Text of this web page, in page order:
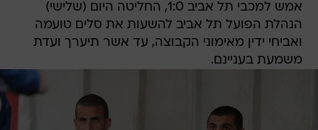
אמש למכבי תל אביב 1:0, החליטה היום (שלישי)
הנהלת הפועל תל אביב להשעות את סלים טועמה
ואביחי ידין מאימוני הקבוצה, עד אשר תיערך ועדת
משמעת בעניינם.